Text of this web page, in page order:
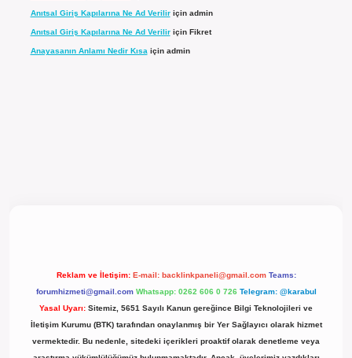
Anıtsal Giriş Kapılarına Ne Ad Veriliriçin admin
Anıtsal Giriş Kapılarına Ne Ad Veriliriçin Fikret
Anayasanın Anlamı Nedir Kısa için admin
Reklam ve İletişim: E-mail: backlinkpaneli@gmail.com Teams:
forumhizmeti@gmail.com Whatsapp: 0262 606 0 726 Telegram: @karabul
Yasal Uyarı: Sitemiz, 5651 Sayılı Kanun gereğince Bilgi Teknolojileri ve
İletişim Kurumu (BTK) tarafından onaylanmış bir Yer Sağlayıcı olarak hizmet
vermektedir. Bu nedenle, sitedeki içerikleri proaktif olarak denetleme veya